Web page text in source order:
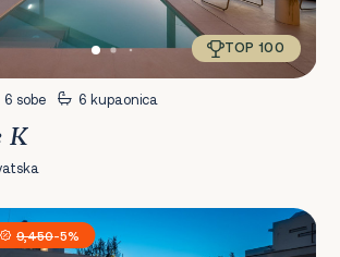
TOP 100
6 sobe 6 kupaonica
K
9,450-5%